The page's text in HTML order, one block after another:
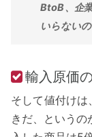
BtoB、企
いらないの
輸入原価
そして値付け
きだ、というの